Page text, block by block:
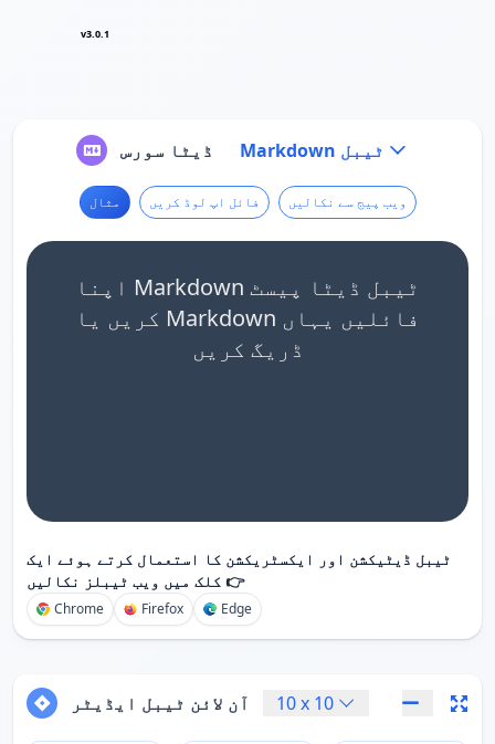
v3.0.1
ڈیٹا سورس Markdown ٹیبل
مثال فائل اپ لوڈ کریں ویب پیج سے نکالیں
اپنا Markdown ٹیبل ڈیٹا پیسٹ
کریں یا Markdown فائلیں یہاں
ڈریگ کریں
ٹیبل ڈیٹیکشن اور ایکسٹریکشن کا استعمال کرتے ہوئے ایک
کلک میں ویب ٹیبلز نکالیں 👉
Chrome Firefox Edge
آن لائن ٹیبل ایڈیٹر 10x 10